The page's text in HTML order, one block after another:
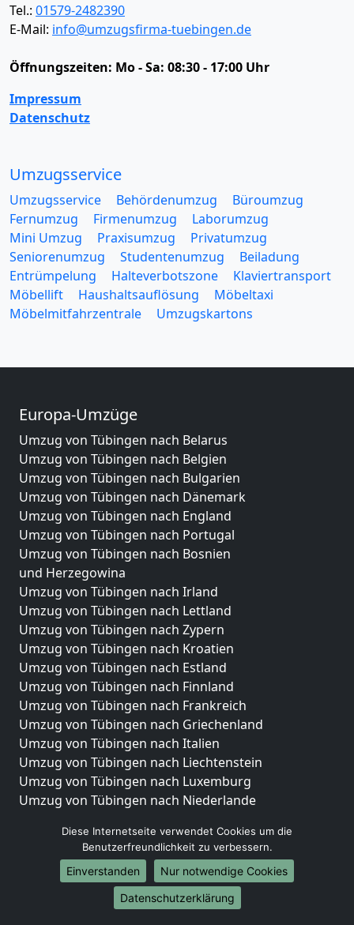
Tel.: 01579-2482390
E-Mail: info@umzugsfirma-tuebingen.de
Öffnungszeiten: Mo - Sa: 08:30 - 17:00 Uhr
Impressum
Datenschutz
Umzugsservice
Umzugsservice Behördenumzug
Büroumzug
Fernumzug
Firmenumzug
Laborumzug
Mini Umzug
Praxisumzug
Privatumzug
Seniorenumzug
Studentenumzug
Beiladung
Entrümpelung
Halteverbotszone
Klaviertransport
Möbellift
Haushaltsauflösung
Möbeltaxi
Möbelmitfahrzentrale
Umzugskartons
Europa-Umzüge
Umzug von Tübingen nach Belarus
Umzug von Tübingen nach Belgien
Umzug von Tübingen nach Bulgarien
Umzug von Tübingen nach Dänemark
Umzug von Tübingen nach England
Umzug von Tübingen nach Portugal
Umzug von Tübingen nach Bosnien
und Herzegowina
Umzug von Tübingen nach Irland
Umzug von Tübingen nach Lettland
Umzug von Tübingen nach Zypern
Umzug von Tübingen nach Kroatien
Umzug von Tübingen nach Estland
Umzug von Tübingen nach Finnland
Umzug von Tübingen nach Frankreich
Umzug von Tübingen nach Griechenland
Umzug von Tübingen nach Italien
Umzug von Tübingen nach Liechtenstein
Umzug von Tübingen nach Luxemburg
Umzug von Tübingen nach Niederlande
Umzüge-Deutschlandweit
Umzug von Tübingen nach Berlin
Umzug von Tübingen nach Hamburg
Umzug von Tübingen nach München
Diese Internetseite verwendet Cookies um die
Benutzerfreundlichkeit zu verbessern.
Einverstanden
Nur notwendige Cookies
Datenschutzerklärung